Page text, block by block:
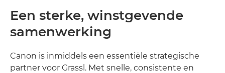
Een sterke, winstgevende
samenwerking
Canon is inmiddels een essentiële strategische
partner voor Grassl. Met snelle, consistente en